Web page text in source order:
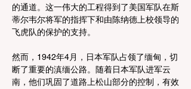
的通道。这一伟大的工程得到了美国军队在斯
蒂尔韦尔将军的指挥下和由陈纳德上校领导的
飞虎队的保护的支持。
然而，1942年4月，日本军队占领了缅甸，切
断了重要的滇缅公路。随着日本军队进军云
南，他们巩固了道路上松山部分的控制，有效